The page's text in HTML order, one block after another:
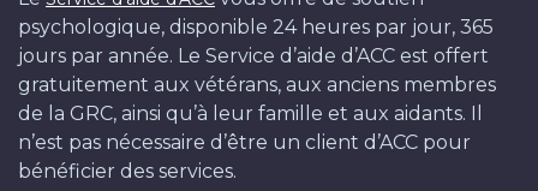
psychologique, disponible 24 heures par jour, 365
jours par année. Le Service d’aide d’ACC est offert
gratuitement aux vétérans, aux anciens membres
de la GRC, ainsi qu’à leur famille et aux aidants. Il
n’est pas nécessaire d’être un client d’ACC pour
bénéficier des services.